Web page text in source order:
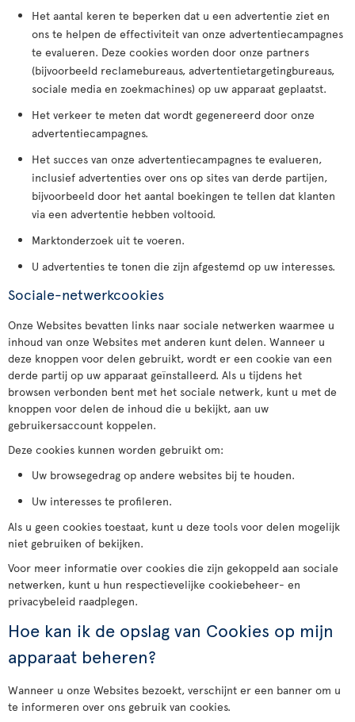
Het aantal keren te beperken dat u een advertentie ziet en
ons te helpen de effectiviteit van onze advertentiecampagnes
te evalueren. Deze cookies worden door onze partners
(bijvoorbeeld reclamebureaus, advertentietargetingbureaus,
sociale media en zoekmachines) op uw apparaat geplaatst.
Het verkeer te meten dat wordt gegenereerd door onze
advertentiecampagnes.
Het succes van onze advertentiecampagnes te evalueren,
inclusief advertenties over ons op sites van derde partijen,
bijvoorbeeld door het aantal boekingen te tellen dat klanten
via een advertentie hebben voltooid.
Marktonderzoek uit te voeren.
U advertenties te tonen die zijn afgestemd op uw interesses.
Sociale-netwerkcookies
Onze Websites bevatten links naar sociale netwerken waarmee u
inhoud van onze Websites met anderen kunt delen. Wanneer u
deze knoppen voor delen gebruikt, wordt er een cookie van een
derde partij op uw apparaat geïnstalleerd. Als u tijdens het
browsen verbonden bent met het sociale netwerk, kunt u met de
knoppen voor delen de inhoud die u bekijkt, aan uw
gebruikersaccount koppelen.
Deze cookies kunnen worden gebruikt om:
Uw browsegedrag op andere websites bij te houden.
Uw interesses te profileren.
Als u geen cookies toestaat, kunt u deze tools voor delen mogelijk
niet gebruiken of bekijken.
Voor meer informatie over cookies die zijn gekoppeld aan sociale
netwerken, kunt u hun respectievelijke cookiebeheer- en
privacybeleid raadplegen.
Hoe kan ik de opslag van Cookies op mijn
apparaat beheren?
Wanneer u onze Websites bezoekt, verschijnt er een banner om u
te informeren over ons gebruik van cookies.